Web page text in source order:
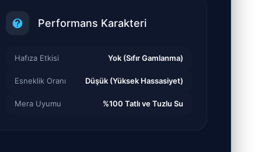
Performans Karakteri
Hafıza Etkisi Yok (Sıfır Gamlanma)
Esneklik Oranı Düşük (Yüksek Hassasiyet)
Mera Uyumu %100 Tatlı ve Tuzlu Su